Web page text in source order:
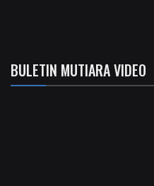
BULETIN MUTIARA VIDEO